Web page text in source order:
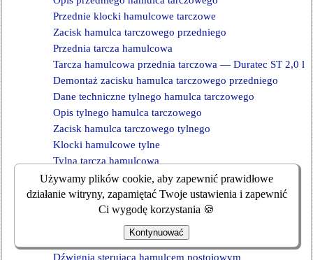
Przednie klocki hamulcowe tarczowe
Zacisk hamulca tarczowego przedniego
Przednia tarcza hamulcowa
Tarcza hamulcowa przednia tarczowa — Duratec ST 2,0 l
Demontaż zacisku hamulca tarczowego przedniego
Dane techniczne tylnego hamulca tarczowego
Opis tylnego hamulca tarczowego
Zacisk hamulca tarczowego tylnego
Klocki hamulcowe tylne
Tylna tarcza hamulcowa
Tarcza tylnego hamulca tarczowego
Opis i zasada działania hamulca postojowego
Kontrola i testowanie hamulca postojowego
Dokładne testy hamulca postojowego
Regulacja linki hamulca postojowego
Dźwignia sterująca hamulcem postojowym
Używamy plików cookie, aby zapewnić prawidłowe
działanie witryny, zapamiętać Twoje ustawienia i zapewnić
Ci wygodę korzystania 🍪
Kontynuować